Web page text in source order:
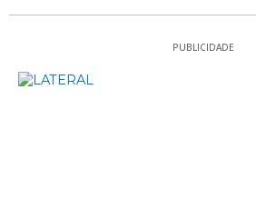
PUBLICIDADE